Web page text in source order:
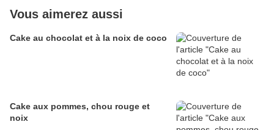
Vous aimerez aussi
Cake au chocolat et à la noix de coco
Cake aux pommes, chou rouge et
noix